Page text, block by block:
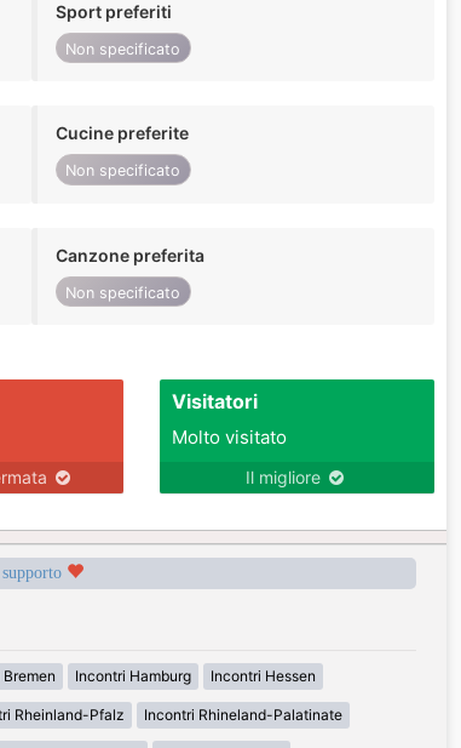
Sport preferiti
Non specificato
Cucine preferite
Non specificato
Canzone preferita
Non specificato
Visitatori
Molto visitato
Il migliore
Incontri Hamburg Incontri Hessen
Rheinland-Pfalz Incontri Rhineland-Palatinate